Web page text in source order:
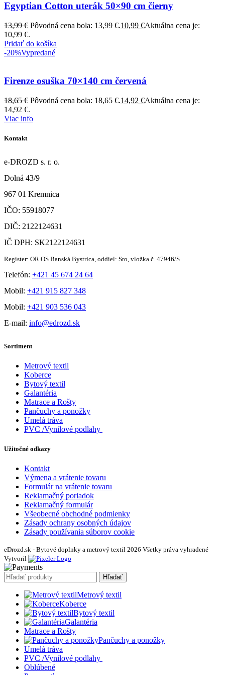
Egyptian Cotton uterák 50×90 cm čierny
13,99€ Pôvodná cena bola: 13,99 €.10,99 €Aktuálna cena je:
10,99 €.
Pridať do košíka
-20%Vypredané
Firenze osuška 70×140 cm červená
18,65€ Pôvodná cena bola: 18,65 €.14,92 €Aktuálna cena je:
14,92 €.
Viac info
Kontakt
e-DROZD s. r. o.
Dolná 43/9
967 01 Kremnica
IČO: 55918077
DIČ: 2122124631
IČ DPH: SK2122124631
Register: OR OS Banská Bystrica, oddiel: Sro, vložka č. 47946/S
Telefón: +421 45 674 24 64
Mobil: +421 915 827 348
Mobil: +421 903 536 043
E-mail: info@edrozd.sk
Sortiment
Metrový textil
Koberce
Bytový textil
Galantéria
Matrace a Rošty
Pančuchy a ponožky
Umelá tráva
PVC /Vynilové podlahy
Užitočné odkazy
Kontakt
Výmena a vrátenie tovaru
Formulár na vrátenie tovaru
Reklamačný poriadok
Reklamačný formulár
Všeobecné obchodné podmienky
Zásady ochrany osobných údajov
Zásady používania súborov cookie
eDrozd.sk - Bytové doplnky a metrový textil 2026 Všetky práva vyhradené
Vytvoril
Hľadať
Metrový textil
Koberce
Bytový textil
Galantéria
Matrace a Rošty
Pančuchy a ponožky
Umelá tráva
PVC /Vynilové podlahy
Oblúbené